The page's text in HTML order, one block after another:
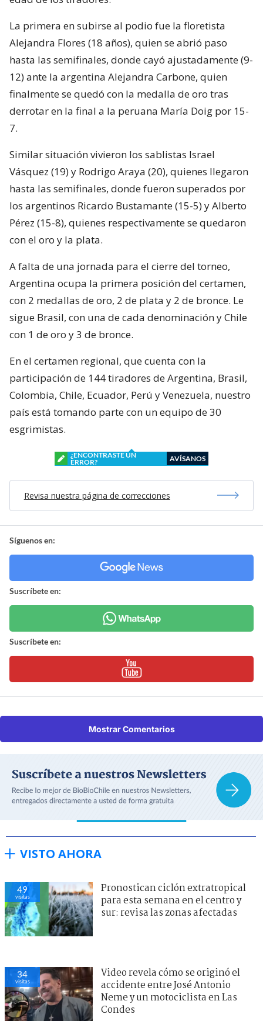
La primera en subirse al podio fue la floretista
Alejandra Flores (18 años), quien se abrió paso
hasta las semifinales, donde cayó ajustadamente (9-
12) ante la argentina Alejandra Carbone, quien
finalmente se quedó con la medalla de oro tras
derrotar en la final a la peruana María Doig por 15-
7.
Similar situación vivieron los sablistas Israel
Vásquez (19) y Rodrigo Araya (20), quienes llegaron
hasta las semifinales, donde fueron superados por
los argentinos Ricardo Bustamante (15-5) y Alberto
Pérez (15-8), quienes respectivamente se quedaron
con el oro y la plata.
A falta de una jornada para el cierre del torneo,
Argentina ocupa la primera posición del certamen,
con 2 medallas de oro, 2 de plata y 2 de bronce. Le
sigue Brasil, con una de cada denominación y Chile
con 1 de oro y 3 de bronce.
En el certamen regional, que cuenta con la
participación de 144 tiradores de Argentina, Brasil,
Colombia, Chile, Ecuador, Perú y Venezuela, nuestro
país está tomando parte con un equipo de 30
esgrimistas.
¿ENCONTRASTE UN
ERROR?
AVÍSANOS
Revisa nuestra página de correcciones
Síguenos en:
Suscríbete en:
Suscríbete en:
Mostrar Comentarios
VISTO AHORA
49
visitas
Pronostican ciclón extratropical
para esta semana en el centro y
sur: revisa las zonas afectadas
34
visitas
Video revela cómo se originó el
accidente entre José Antonio
Neme y un motociclista en Las
Condes